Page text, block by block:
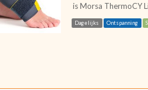
Dagelijks Ontspanning
is Morsa ThermoCY